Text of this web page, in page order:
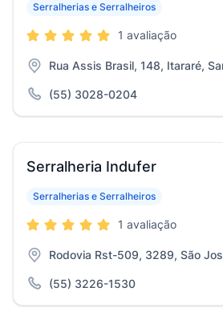
Serralherias e Serralheiros
1 avaliação
Rua Assis Brasil, 148, Itararé,
(55) 3028-0204
Serralheria Indufer
Serralherias e Serralheiros
1 avaliação
Rodovia Rst-509, 3289, São
(55) 3226-1530